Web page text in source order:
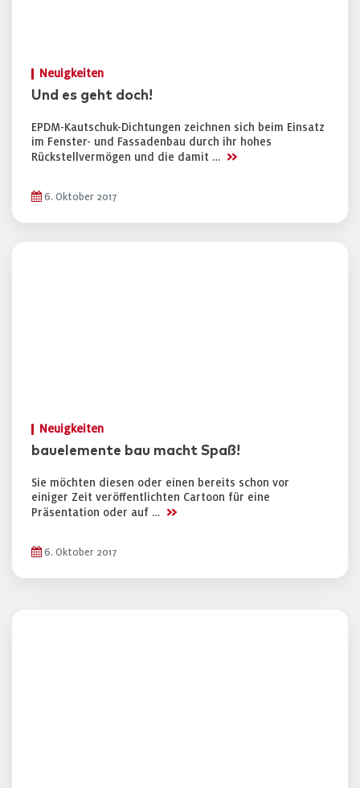
Neuigkeiten
Und es geht doch!
EPDM-Kautschuk-Dichtungen zeichnen sich beim Einsatz
im Fenster- und Fassadenbau durch ihr hohes
Rückstellvermögen und die damit … >>
6. Oktober 2017
Neuigkeiten
bauelemente bau macht Spaß!
Sie möchten diesen oder einen bereits schon vor
einiger Zeit veröffentlichten Cartoon für eine
Präsentation oder auf … >>
6. Oktober 2017